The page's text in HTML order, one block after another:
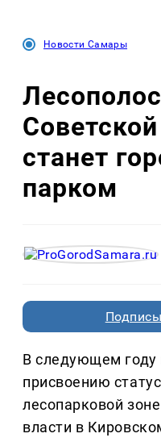
Новости Самары
станет
парком
В следующем году
присвоению
лесопарковой
власти в